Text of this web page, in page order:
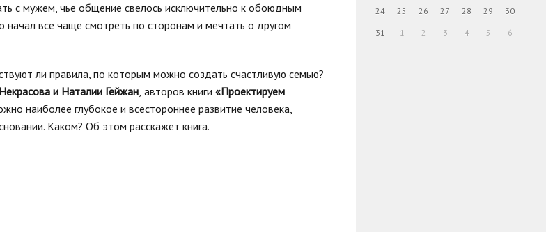
с мужем, чье общение свелось исключительно к обоюдным
все чаще смотреть по сторонам и мечтать о другом
ли правила, по которым можно создать счастливую семью?
и Наталии Гейжан, авторов книги «Проектируем
наиболее глубокое и всестороннее развитие человека,
Каком? Об этом расскажет книга.
24 25 26 27 28 29 30
31 1 2 3 4 5 6